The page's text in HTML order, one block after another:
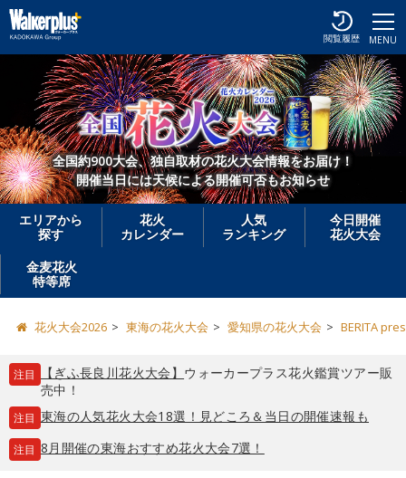
MENU
閲覧履歴
全国約900大会、独自取材の花火大会情報をお届け！
開催当日には天候による開催可否もお知らせ
エリアから
探す
花火
カレンダー
人気
ランキング
今日開催
花火大会
金麦花火
特等席
花火大会2026 東海の花火大会 愛知県の花火大会 BERITA
注目 【ぎふ長良川花火大会】 ウォーカープラス花火鑑賞ツアー販
売中！
注目 東海の人気花火大会18選！見どころ＆当日の開催速報も
注目 8月開催の東海おすすめ花火大会7選！